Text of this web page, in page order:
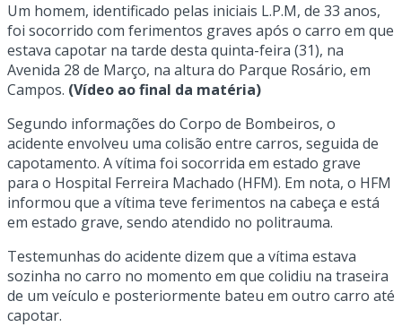
Um homem, identificado pelas iniciais L.P.M, de 33 anos,
foi socorrido com ferimentos graves após o carro em que
estava capotar na tarde desta quinta-feira (31), na
Avenida 28 de Março, na altura do Parque Rosário, em
Campos. (Vídeo ao final da matéria)
Segundo informações do Corpo de Bombeiros, o
acidente envolveu uma colisão entre carros, seguida de
capotamento. A vítima foi socorrida em estado grave
para o Hospital Ferreira Machado (HFM). Em nota, o HFM
informou que a vítima teve ferimentos na cabeça e está
em estado grave, sendo atendido no politrauma.
Testemunhas do acidente dizem que a vítima estava
sozinha no carro no momento em que colidiu na traseira
de um veículo e posteriormente bateu em outro carro até
capotar.